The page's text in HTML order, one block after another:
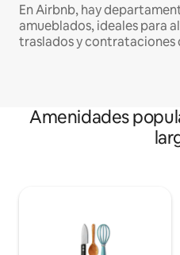
En Airbnb, hay
amueblados, ideales para
traslados y contrataciones
Amenidades